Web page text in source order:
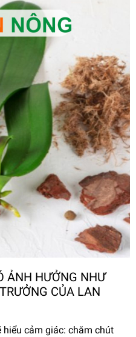
ẢNH HƯỞNG NHƯ
CỦA LAN
cảm giác: chăm chút